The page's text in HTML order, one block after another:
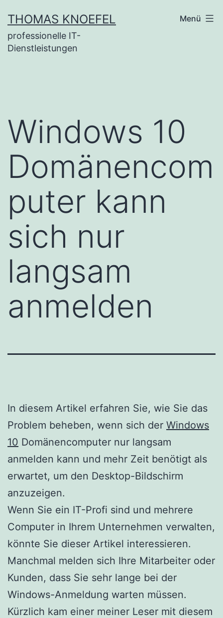
Inhalt
springen
THOMAS KNOEFEL
professionelle IT-
Dienstleistungen
Menü
Windows 10
Domänencom
puter kann
sich nur
langsam
anmelden
In diesem Artikel erfahren Sie, wie Sie das
Problem beheben, wenn sich der Windows
10 Domänencomputer nur langsam
anmelden kann und mehr Zeit benötigt als
erwartet, um den Desktop-Bildschirm
anzuzeigen.
Wenn Sie ein IT-Profi sind und mehrere
Computer in Ihrem Unternehmen verwalten,
könnte Sie dieser Artikel interessieren.
Manchmal melden sich Ihre Mitarbeiter oder
Kunden, dass Sie sehr lange bei der
Windows-Anmeldung warten müssen.
Kürzlich kam einer meiner Leser mit diesem